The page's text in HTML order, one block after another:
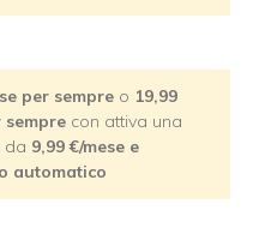
per sempre o 19,99
sempre con attiva una
da 9,99 €/mese e
automatico